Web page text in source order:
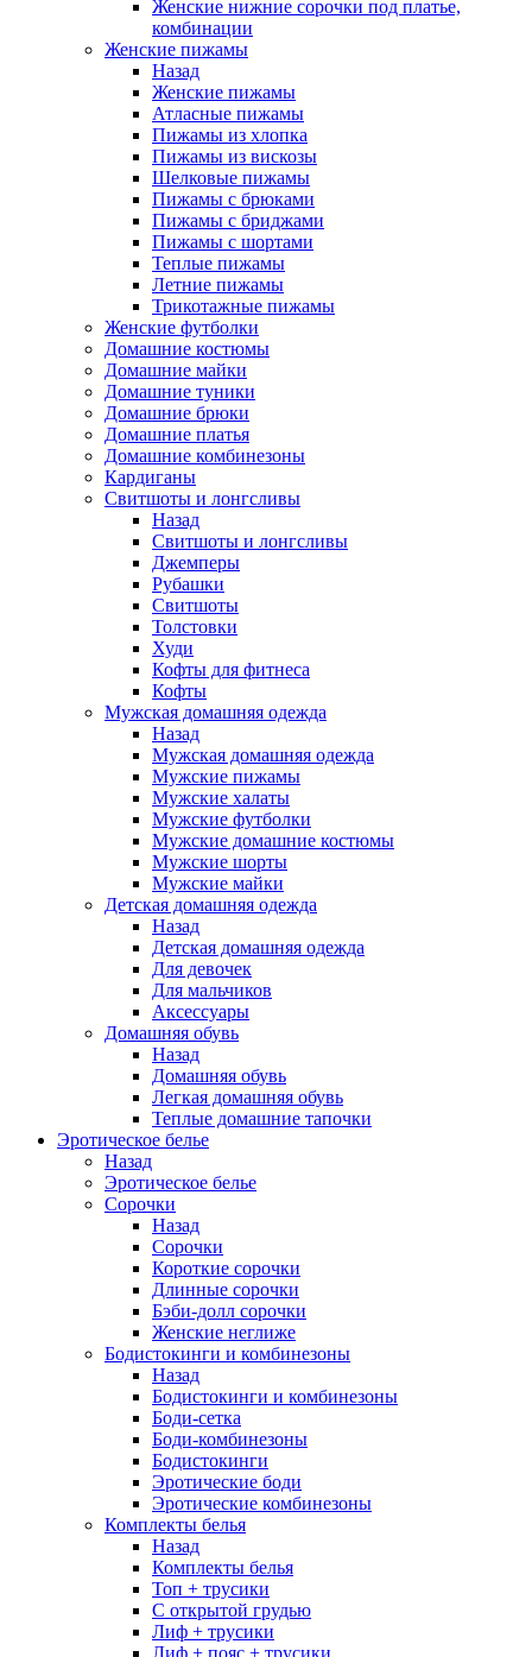
Женские нижние сорочки под платье,
комбинации
Женские пижамы
Назад
Женские пижамы
Атласные пижамы
Пижамы из хлопка
Пижамы из вискозы
Шелковые пижамы
Пижамы с брюками
Пижамы с бриджами
Пижамы с шортами
Теплые пижамы
Летние пижамы
Трикотажные пижамы
Женские футболки
Домашние костюмы
Домашние майки
Домашние туники
Домашние брюки
Домашние платья
Домашние комбинезоны
Кардиганы
Свитшоты и лонгсливы
Назад
Свитшоты и лонгсливы
Джемперы
Рубашки
Свитшоты
Толстовки
Худи
Кофты для фитнеса
Кофты
Мужская домашняя одежда
Назад
Мужская домашняя одежда
Мужские пижамы
Мужские халаты
Мужские футболки
Мужские домашние костюмы
Мужские шорты
Мужские майки
Детская домашняя одежда
Назад
Детская домашняя одежда
Для девочек
Для мальчиков
Аксессуары
Домашняя обувь
Назад
Домашняя обувь
Легкая домашняя обувь
Теплые домашние тапочки
Эротическое белье
Назад
Эротическое белье
Сорочки
Назад
Сорочки
Короткие сорочки
Длинные сорочки
Бэби-долл сорочки
Женские неглиже
Бодистокинги и комбинезоны
Назад
Бодистокинги и комбинезоны
Боди-сетка
Боди-комбинезоны
Бодистокинги
Эротические боди
Эротические комбинезоны
Комплекты белья
Назад
Комплекты белья
Топ + трусики
С открытой грудью
Лиф + трусики
Лиф + пояс + трусики